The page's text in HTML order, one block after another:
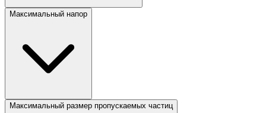
Максимальный напор
Максимальный размер пропускаемых частиц